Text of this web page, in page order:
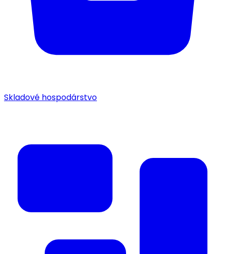
Skladové hospodárstvo